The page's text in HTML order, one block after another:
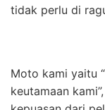
tidak perlu di
Moto kami yaitu
keutamaan